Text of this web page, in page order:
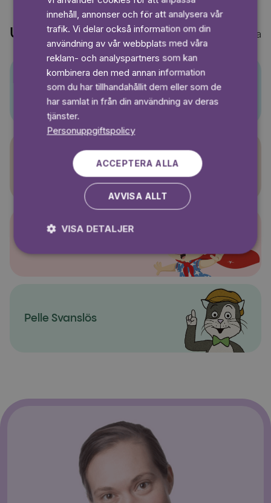
Upptäck också Visa alla
Sagasagor
Pelle Svanslös
SWEDISH
innehåll, annonser och för att analysera vår
trafik. Vi delar också information om din
användning av vår webbplats med våra
reklam- och analyspartners som kan
kombinera den med annan information
som du har tillhandahållit dem eller som de
har samlat in från din användning av deras
tjänster.
Personuppgiftspolicy
ACCEPTERA ALLA
AVVISA ALLT
VISA DETALJER